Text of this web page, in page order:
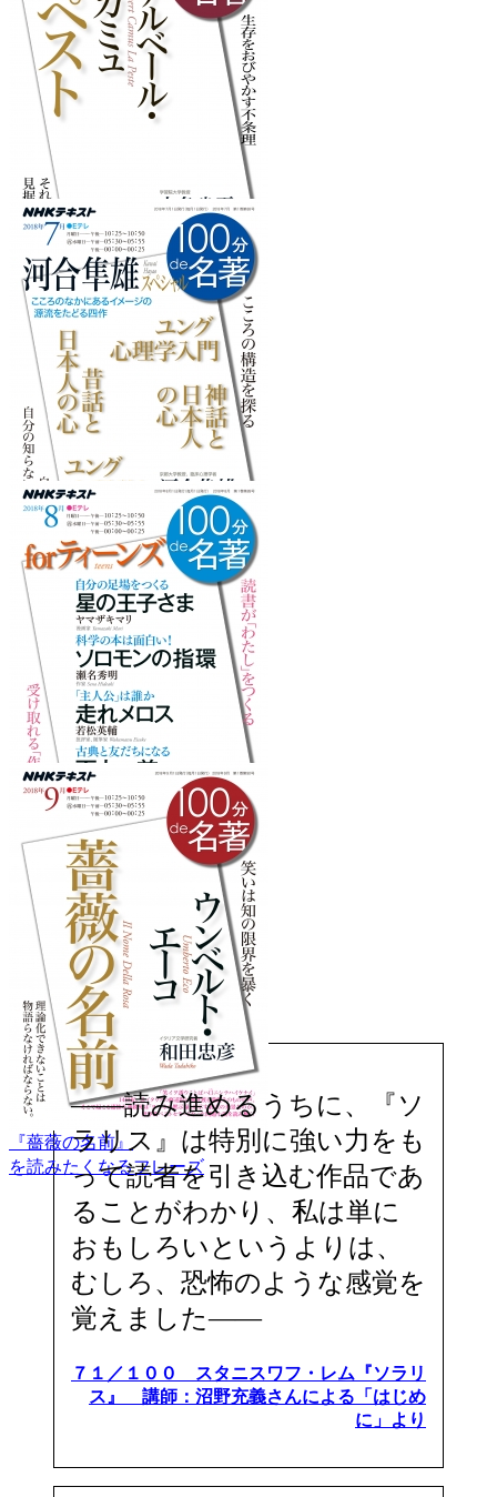
『生きがいについて』
を読みたくなるフレーズ
『ペスト』
を読みたくなるフレーズ
『河合隼雄スペシャル』
を読みたくなるフレーズ
『forティーンズ』
を読みたくなるフレーズ
『薔薇の名前』
を読みたくなるフレーズ
――読み進めるうちに、『ソ
ラリス』は特別に強い力をも
って読者を引き込む作品であ
ることがわかり、私は単に
おもしろいというよりは、
むしろ、恐怖のような感覚を
覚えました――
７１／１００ スタニスワフ・レム『ソラリ
ス』 講師：沼野充義さんによる「はじめ
に」より